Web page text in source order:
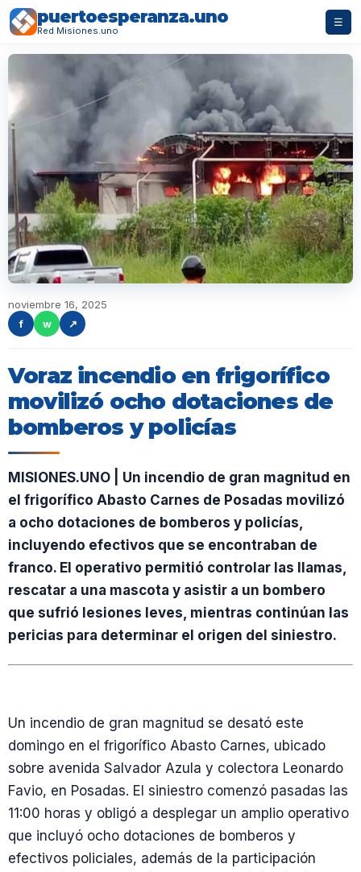
puertoesperanza.uno
Red Misiones.uno
☰
noviembre 16, 2025
f
w ↗
Voraz incendio en frigorífico
movilizó ocho dotaciones de
bomberos y policías
MISIONES.UNO | Un incendio de gran magnitud en
el frigorífico Abasto Carnes de Posadas movilizó
a ocho dotaciones de bomberos y policías,
incluyendo efectivos que se encontraban de
franco. El operativo permitió controlar las llamas,
rescatar a una mascota y asistir a un bombero
que sufrió lesiones leves, mientras continúan las
pericias para determinar el origen del siniestro.
Un incendio de gran magnitud se desató este
domingo en el frigorífico Abasto Carnes, ubicado
sobre avenida Salvador Azula y colectora Leonardo
Favio, en Posadas. El siniestro comenzó pasadas las
11:00 horas y obligó a desplegar un amplio operativo
que incluyó ocho dotaciones de bomberos y
efectivos policiales, además de la participación